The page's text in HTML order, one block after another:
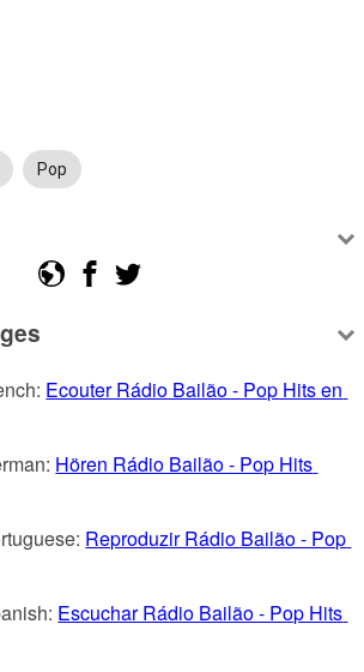
Pop
Ecouter Rádio Bailão - Pop Hits en
Hören Rádio Bailão - Pop Hits
Reproduzir Rádio Bailão - Pop
Escuchar Rádio Bailão - Pop Hits